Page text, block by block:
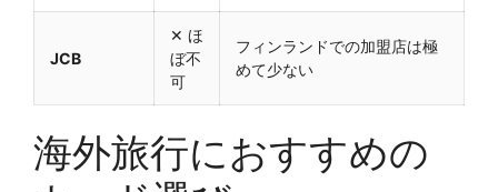
JCB
✕ ほ
ぼ不
可
フィンランドでの加盟店は極
めて少ない
海外旅行におすすめの